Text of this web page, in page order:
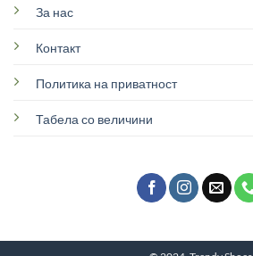
За нас
Контакт
Политика на приватност
Табела со величини